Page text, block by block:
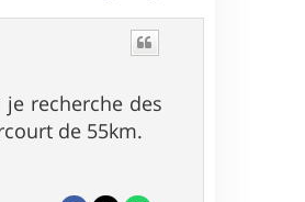
je recherche des
de 55km.